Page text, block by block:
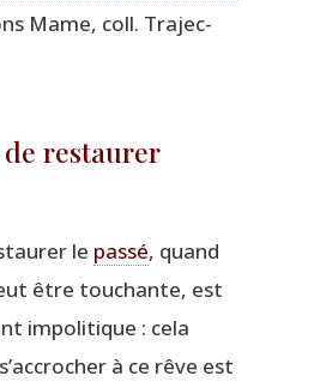
Mame, coll. Tra­jec­
restaurer
le pas­sé, quand
être tou­chante, est
impo­li­tique : cela
à ce rêve est